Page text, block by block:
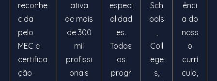
reconhe
cida
pelo
MEC e
certifica
ção
ativa
de mais
de 300
mil
profissi
onais
especi
alidad
es.
Todos
os
progr
Sch
ools
,
Coll
ege
s,
ênci
a do
noss
o
currí
culo,